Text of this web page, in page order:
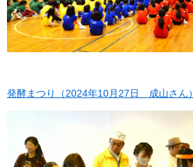
発酵まつり（2024年10月27日 成山さん）